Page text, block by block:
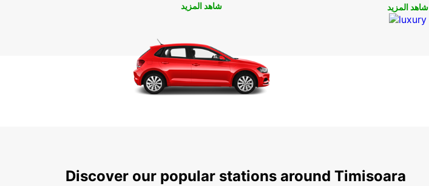
شاهد المزيد
شاهد المزيد
Discover our popular stations around Timisoara